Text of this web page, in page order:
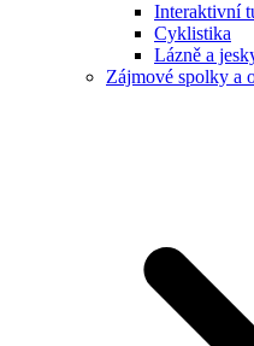
Interaktivní
Cyklistika
Lázně a
Zájmové spolky a